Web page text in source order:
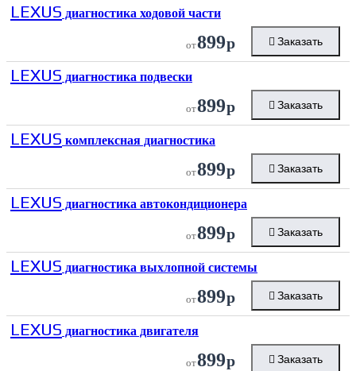
LEXUS диагностика ходовой части
от899р Заказать
LEXUS диагностика подвески
от899р Заказать
LEXUS комплексная диагностика
от899р Заказать
LEXUS диагностика автокондиционера
от899р Заказать
LEXUS диагностика выхлопной системы
от899р Заказать
LEXUS диагностика двигателя
от899р Заказать